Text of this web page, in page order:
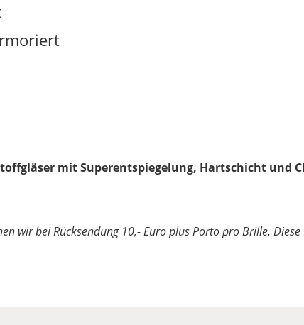
mit Superentspiegelung, Hartschicht und
wir bei Rücksendung 10,- Euro plus Porto pro Brille.